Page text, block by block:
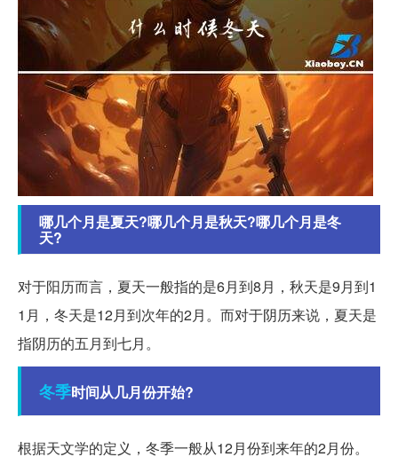
哪几个月是夏天?哪几个月是秋天?哪几个月是冬
天?
对于阳历而言，夏天一般指的是6月到8月，秋天是9月到1
1月，冬天是12月到次年的2月。而对于阴历来说，夏天是
指阴历的五月到七月。
冬季时间从几月份开始?
根据天文学的定义，冬季一般从12月份到来年的2月份。